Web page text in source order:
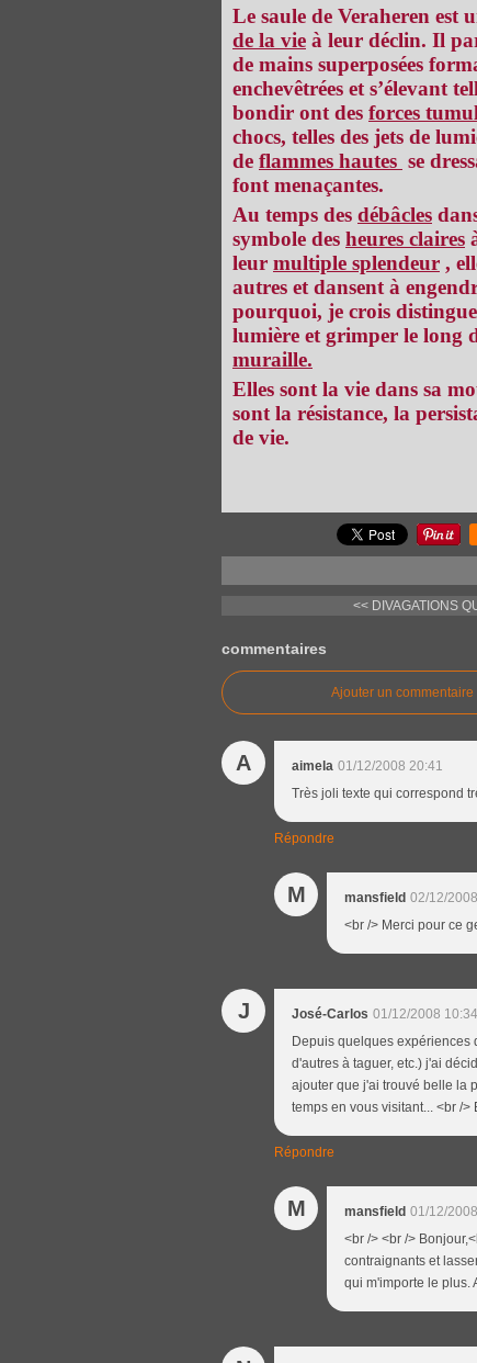
Le saule de Veraheren est
de la vie à leur déclin. Il
de mains superposées
enchevêtrées et s’élevant
bondir ont des forces
chocs, telles des jets de
de flammes hautes se
font menaçantes.
Au temps des débâcles
symbole des heures claires
leur multiple splendeur ,
autres et dansent à
pourquoi, je crois
lumière et grimper le long
muraille.
Elles sont la vie dans sa
sont la résistance, la
de vie.
<< DIVAGATIONS
commentaires
Ajouter un commentaire
A aimela 01/12/2008 20:41
Très joli texte qui correspond
Répondre
M mansfield 02/12/
<br /> Merci pour ce
J José-Carlos 01/12/2008 10:34
Depuis quelques expériences
d'autres à taguer, etc.) j'ai
ajouter que j'ai trouvé belle la
temps en vous visitant... <br />
Répondre
M mansfield 01/12/
<br /> <br />
contraignants et
qui m'importe le plus.